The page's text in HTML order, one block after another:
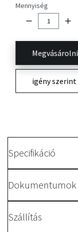
Mennyiség
Megvásárolni
igény szerint
Specifikáció
Dokumentumok
Szállítás